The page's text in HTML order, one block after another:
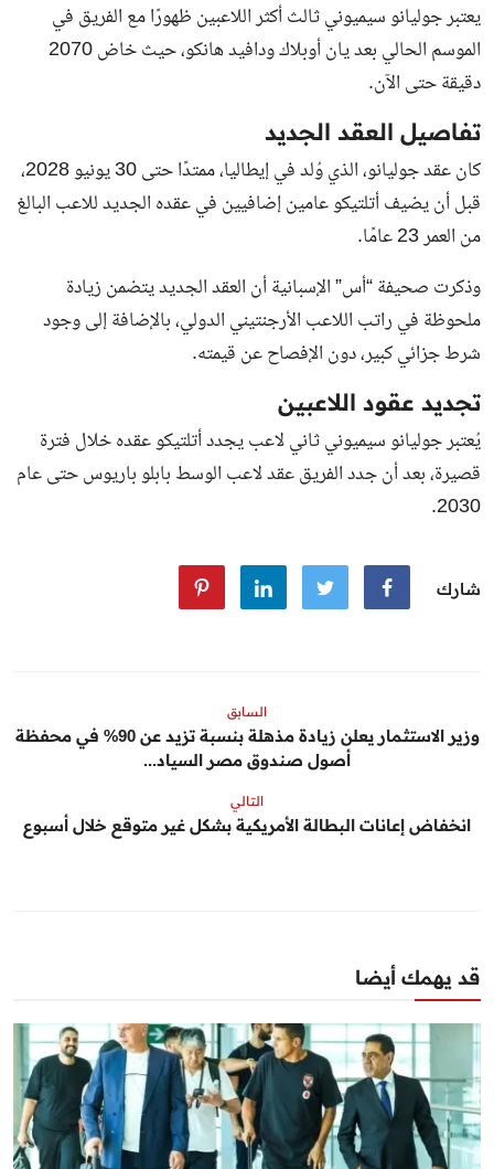
يعتبر جوليانو سيميوني ثالث أكثر اللاعبين ظهورًا مع الفريق في
الموسم الحالي بعد يان أوبلاك ودافيد هانكو، حيث خاض 2070
دقيقة حتى الآن.
تفاصيل العقد الجديد
كان عقد جوليانو، الذي وُلد في إيطاليا، ممتدًا حتى 30 يونيو 2028،
قبل أن يضيف أتلتيكو عامين إضافيين في عقده الجديد للاعب البالغ
من العمر 23 عامًا.
وذكرت صحيفة “أس” الإسبانية أن العقد الجديد يتضمن زيادة
ملحوظة في راتب اللاعب الأرجنتيني الدولي، بالإضافة إلى وجود
شرط جزائي كبير، دون الإفصاح عن قيمته.
تجديد عقود اللاعبين
يُعتبر جوليانو سيميوني ثاني لاعب يجدد أتلتيكو عقده خلال فترة
قصيرة، بعد أن جدد الفريق عقد لاعب الوسط بابلو باريوس حتى عام
2030.
شارك
السابق
وزير الاستثمار يعلن زيادة مذهلة بنسبة تزيد عن 90% في محفظة
أصول صندوق مصر السياد...
التالي
انخفاض إعانات البطالة الأمريكية بشكل غير متوقع خلال أسبوع
قد يهمك أيضا